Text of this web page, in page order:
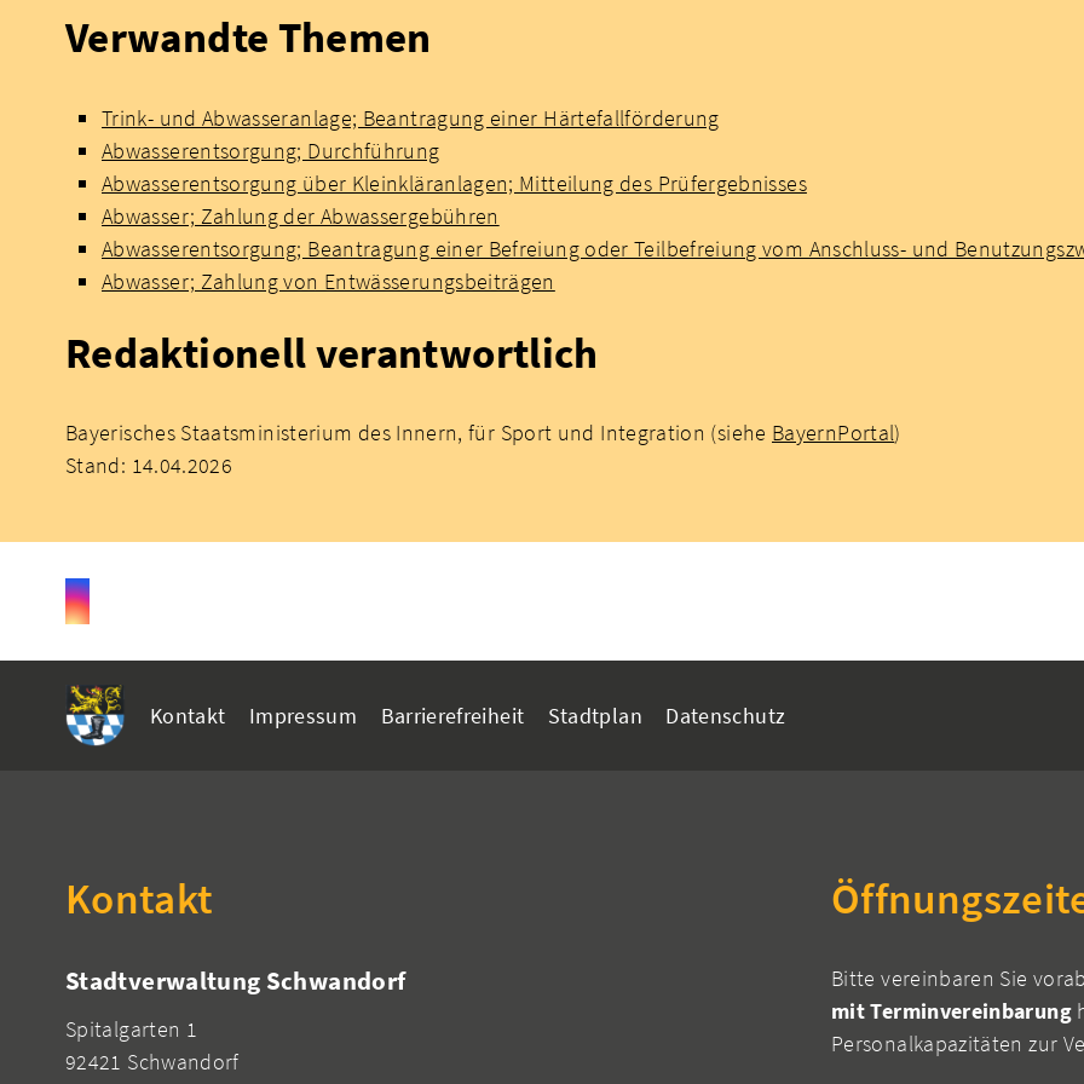
Verwandte Themen
Trink- und Abwasseranlage; Beantragung einer Härtefallförderung
Abwasserentsorgung; Durchführung
Abwasserentsorgung über Kleinkläranlagen; Mitteilung des Prüfergebnisses
Abwasser; Zahlung der Abwassergebühren
Abwasserentsorgung; Beantragung einer Befreiung oder Teilbefreiung vom Anschluss- und
Abwasser; Zahlung von Entwässerungsbeiträgen
Redaktionell verantwortlich
Bayerisches Staatsministerium des Innern, für Sport und Integration (siehe BayernPortal)
Stand: 14.04.2026
Kontakt Impressum Barrierefreiheit Stadtplan Datenschutz
Kontakt
Stadtverwaltung Schwandorf
Spitalgarten 1
92421 Schwandorf
Bitte vereinbaren Sie
mit Terminvereinbarung
Personalkapazitäten zur